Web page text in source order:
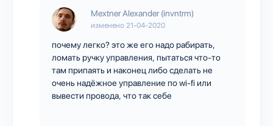
Mextner Alexander (invntrm)
изменено 21-04-2020
почему легко? это же его надо рабирать,
ломать ручку управления, пытаться что-то
там припаять и наконец либо сделать не
очень надёжное управление по wi-fi или
вывести провода, что так себе